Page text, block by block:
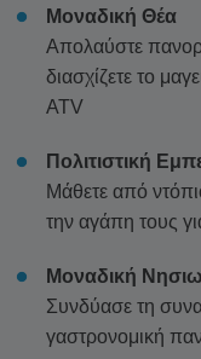
Μοναδική Θέα
Απολαύστε
διασχίζετε το
ATV
Πολιτιστική
Μάθετε από
την αγάπη τους
Μοναδική
Συνδύασε τη
γαστρονομική